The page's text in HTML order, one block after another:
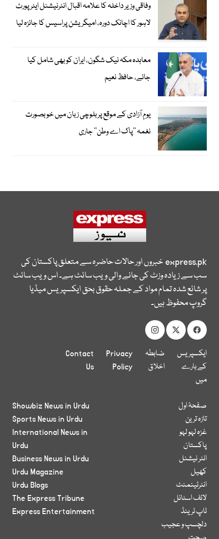
وفاقی وزیر داخلہ کا علامہ اقبال انٹرنیشنل ایئرپورٹ
لاہور کا اچانک دورہ، امیگریشن پراسیس کا جائزہ لیا
معاہدہ مکہ نیک شگون، ایران کو بھی شامل کیا
جائے، حافظ نعیم
یومِ آزادی کے موقع پر بلوچی زبان میں خوبصورت
نغمہ ’’پاک اے وطن‘‘ جاری
express.pkخبروں اور حالات حاضرہ سے متعلق پاکستان کی
سب سے زیادہ وزٹ کی جانے والی ویب سائٹ ہے۔ اس ویب سائٹ
پر شائع شدہ تمام مواد کے جملہ حقوق بحق ایکسپریس میڈیا
گروپ محفوظ ہیں۔
ایکسپریس
کے بارے
میں
ضابطہ
اخلاق
Privacy
Policy
Contact
Us
صفحۂ اول
تازہ ترین
غزہ لہو لہو
پاکستان
انٹر نیشنل
کھیل
انٹرٹینمنٹ
لائف اسٹائل
ٹاپ ٹرینڈ
دلچسپ و عجیب
Showbiz News in Urdu
Sports News in Urdu
International News in
Urdu
Business News in Urdu
Urdu Magazine
Urdu Blogs
The Express Tribune
Express Entertainment